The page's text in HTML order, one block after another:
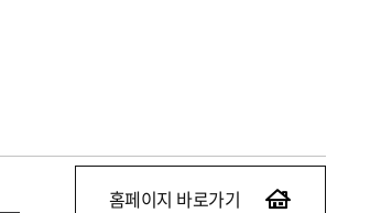
홈페이지 바로가기